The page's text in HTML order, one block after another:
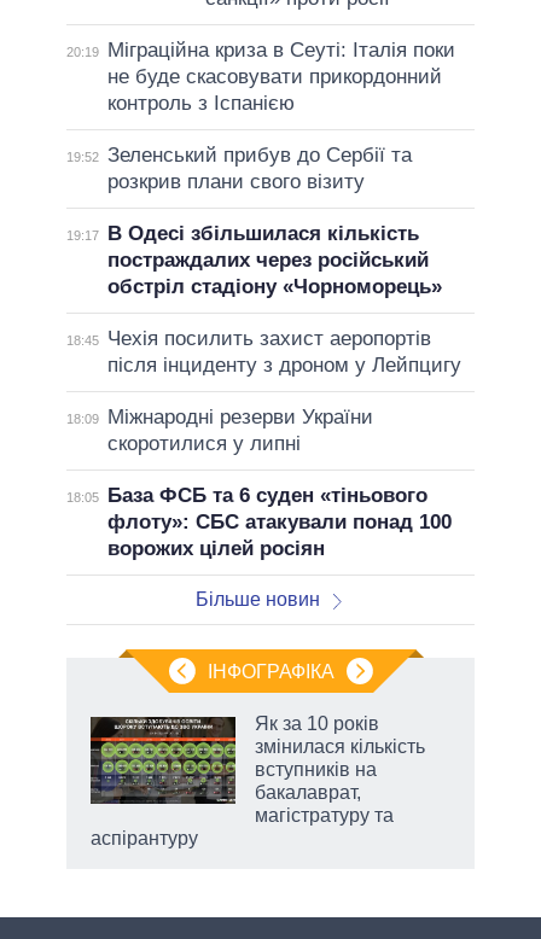
20:19
Міграційна криза в Сеуті: Італія поки
не буде скасовувати прикордонний
контроль з Іспанією
19:52 Зеленський прибув до Сербії та
розкрив плани свого візиту
19:17
В Одесі збільшилася кількість
постраждалих через російський
обстріл стадіону «Чорноморець»
18:45
Чехія посилить захист аеропортів
після інциденту з дроном у Лейпцигу
18:09
Міжнародні резерви України
скоротилися у липні
18:05
База ФСБ та 6 суден «тіньового
флоту»: СБС атакували понад 100
ворожих цілей росіян
Більше новин
ІНФОГРАФІКА
Як за 10 років
змінилася кількість
вступників на
бакалаврат,
магістратуру та
аспірантуру